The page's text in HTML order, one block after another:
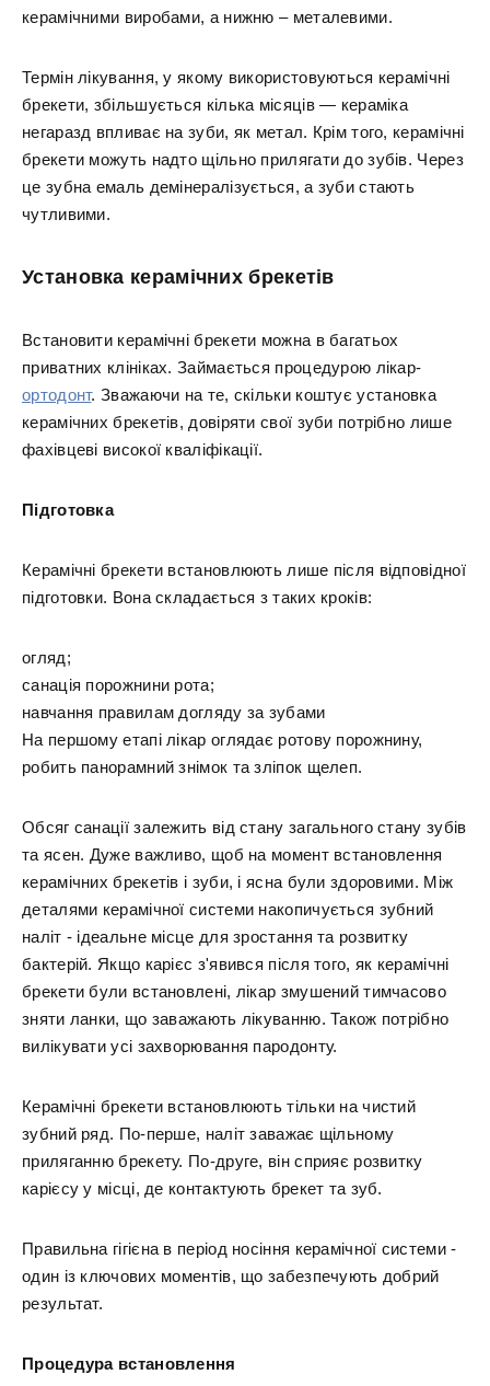
керамічними виробами, а нижню – металевими.
Термін лікування, у якому використовуються керамічні
брекети, збільшується кілька місяців — кераміка
негаразд впливає на зуби, як метал. Крім того, керамічні
брекети можуть надто щільно прилягати до зубів. Через
це зубна емаль демінералізується, а зуби стають
чутливими.
Установка керамічних брекетів
Встановити керамічні брекети можна в багатьох
приватних клініках. Займається процедурою лікар-
ортодонт. Зважаючи на те, скільки коштує установка
керамічних брекетів, довіряти свої зуби потрібно лише
фахівцеві високої кваліфікації.
Підготовка
Керамічні брекети встановлюють лише після відповідної
підготовки. Вона складається з таких кроків:
огляд;
санація порожнини рота;
навчання правилам догляду за зубами
На першому етапі лікар оглядає ротову порожнину,
робить панорамний знімок та зліпок щелеп.
Обсяг санації залежить від стану загального стану зубів
та ясен. Дуже важливо, щоб на момент встановлення
керамічних брекетів і зуби, і ясна були здоровими. Між
деталями керамічної системи накопичується зубний
наліт - ідеальне місце для зростання та розвитку
бактерій. Якщо карієс з'явився після того, як керамічні
брекети були встановлені, лікар змушений тимчасово
зняти ланки, що заважають лікуванню. Також потрібно
вилікувати усі захворювання пародонту.
Керамічні брекети встановлюють тільки на чистий
зубний ряд. По-перше, наліт заважає щільному
приляганню брекету. По-друге, він сприяє розвитку
карієсу у місці, де контактують брекет та зуб.
Правильна гігієна в період носіння керамічної системи -
один із ключових моментів, що забезпечують добрий
результат.
Процедура встановлення